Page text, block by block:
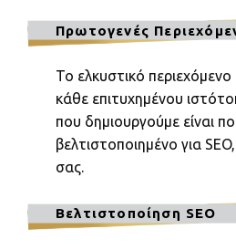
Πρωτογενές
Το ελκυστικό
κάθε επιτυχημένου
που δημιουργούμε είναι
βελτιστοποιημένο για
σας.
Βελτιστοποίηση SEO